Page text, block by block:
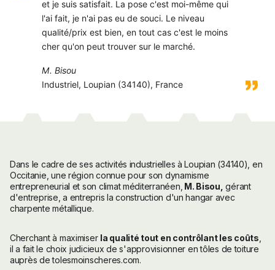
et je suis satisfait. La pose c'est moi-même qui
l'ai fait, je n'ai pas eu de souci. Le niveau
qualité/prix est bien, en tout cas c'est le moins
cher qu'on peut trouver sur le marché.
M. Bisou
Industriel, Loupian (34140), France
Dans le cadre de ses activités industrielles à Loupian (34140), en
Occitanie, une région connue pour son dynamisme
entrepreneurial et son climat méditerranéen, M. Bisou, gérant
d'entreprise, a entrepris la construction d'un hangar avec
charpente métallique.
Cherchant à maximiser la qualité tout en contrôlant les coûts
il a fait le choix judicieux de s'approvisionner en tôles de toiture
auprès de tolesmoinscheres.com.